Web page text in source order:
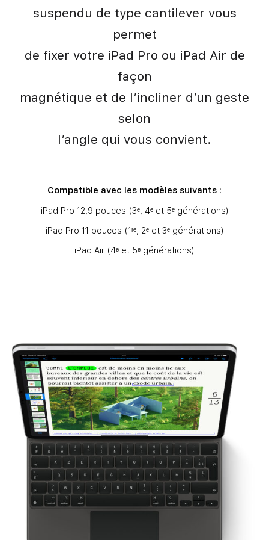
suspendu de type cantilever vous
permet
de fixer votre iPad Pro ou iPad Air de
façon
magnétique et de l’incliner d’un geste
selon
l’angle qui vous convient.
Compatible avec les modèles suivants :
iPad Pro 12,9 pouces (3ᵉ, 4ᵉ et 5ᵉ générations)
iPad Pro 11 pouces (1ʳᵉ, 2ᵉ et 3ᵉ générations)
iPad Air (4ᵉ et 5ᵉ générations)